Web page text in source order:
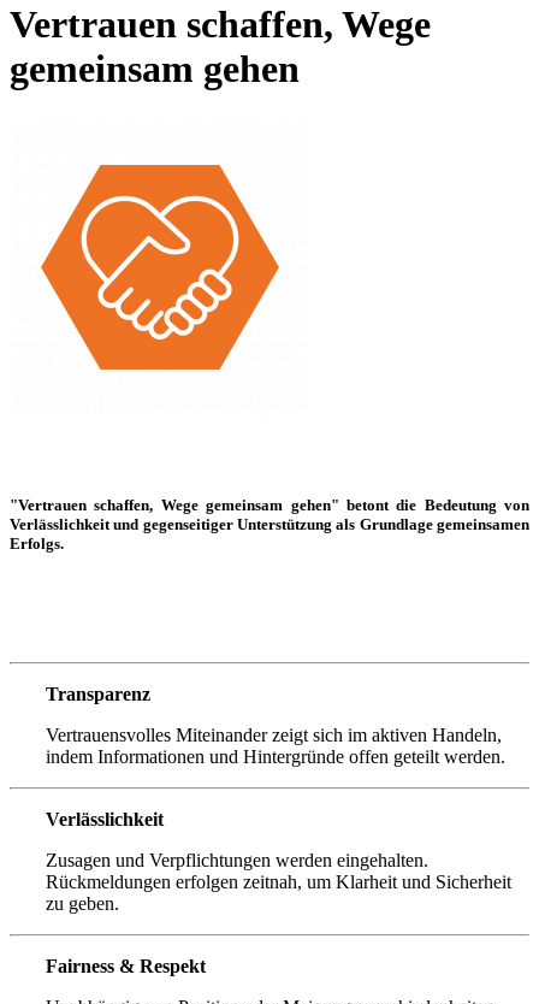
Vertrauen schaffen, Wege
gemeinsam gehen
"Vertrauen schaffen, Wege gemeinsam gehen" betont die Bedeutung von
Verlässlichkeit und gegenseitiger Unterstützung als Grundlage gemeinsamen
Erfolgs.
Transparenz
Vertrauensvolles Miteinander zeigt sich im aktiven Handeln,
indem Informationen und Hintergründe offen geteilt werden.
Verlässlichkeit
Zusagen und Verpflichtungen werden eingehalten.
Rückmeldungen erfolgen zeitnah, um Klarheit und Sicherheit
zu geben.
Fairness & Respekt